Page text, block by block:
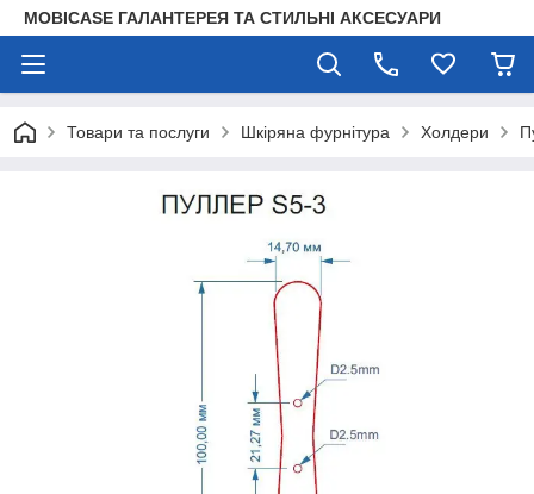
MOBICASE ГАЛАНТЕРЕЯ ТА СТИЛЬНІ АКСЕСУАРИ
Товари та послуги Шкіряна фурнітура Холдери